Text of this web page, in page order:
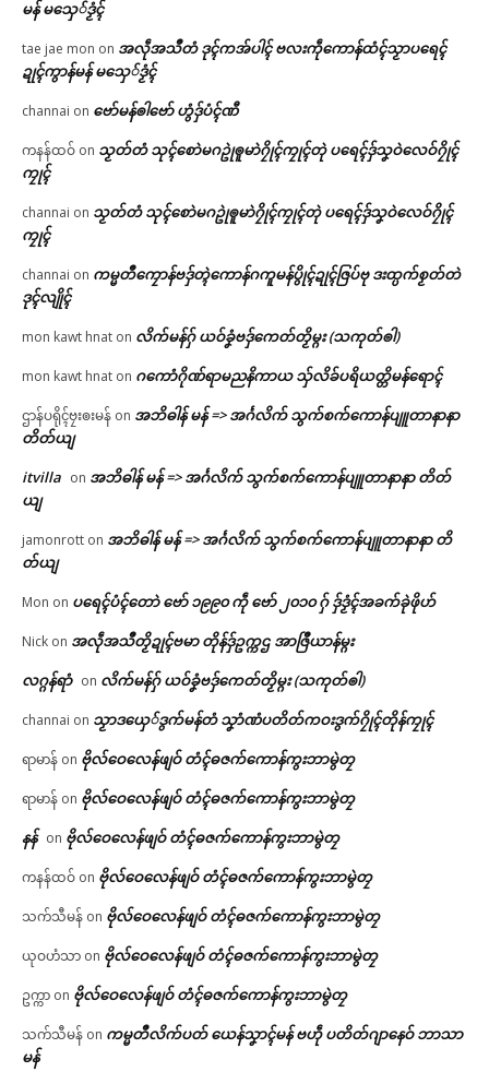
မန် မသှေ်ဒၟံၚ်
tae jae mon on အလဵုအသဳတံ ဒုၚ်ကအ်ပါၚ် ဗလးကဵုကောန်ထံၚ်သၟာပရေၚ်
ဍုၚ်ကွာန်မန် မသှေ်ဒၟံၚ်
channai on ဗော်မန်ၜါဗော် ဟွံဒှ်ပံၚ်ဏီ
ကနန်ထဝ် on သၟတ်တံ သုၚ်စောဲမဂဥုဲၜူမာဲဂၠိုၚ်ကၠုၚ်တုဲ ပရေၚ်ဒှ်သၞဝဲလေဝ်ဂၠိုၚ်
ကၠုၚ်
channai on သၟတ်တံ သုၚ်စောဲမဂဥုဲၜူမာဲဂၠိုၚ်ကၠုၚ်တုဲ ပရေၚ်ဒှ်သၞဝဲလေဝ်ဂၠိုၚ်
ကၠုၚ်
channai on ကမ္မတဳကၠောန်ဗဒှ်တ္ၚဲကောန်ဂကူမန်ပွိုၚ်ဍုၚ်ဇြပ်ဗု ဒးထ္ပက်စၟတ်တဲ
ဒုၚ်လျိုၚ်
mon kawt hnat on လိက်မန်ဂှ် ယဝ်ခၞံဗဒှ်ကေတ်တၟိမ္ဂး (သကုတ်ၜါ)
mon kawt hnat on ဂကောံဂိုဏ်ရာမညနိကာယ သှ်လိခ်ပရိယတ္တိမန်ရောၚ်
ဌာန်ပရိုၚ်ဗၠးၜးမန် on အဘိဓါန် မန် => အၚ်္ဂလိက် သွက်စက်ကောန်ပျူတာနာနာ
တိတ်ယျ
itvilla on အဘိဓါန် မန် => အၚ်္ဂလိက် သွက်စက်ကောန်ပျူတာနာနာ တိတ်
ယျ
jamonrott on အဘိဓါန် မန် => အၚ်္ဂလိက် သွက်စက်ကောန်ပျူတာနာနာ တိ
တ်ယျ
Mon on ပရေၚ်ပံၚ်တောဲ ဗော် ၁၉၉၀ ကဵု ဗော် ၂၀၁၀ ဂှ် ဒှ်ဒၟံၚ်အခက်ခုဲဖိုဟ်
Nick on အလဵုအသဳတၟိဍုၚ်ဗမာ တိုန်ဒှ်ဥက္ကဌ အာဇြဳယာန်မ္ဂး
လဂ္ဂန်ရာံ on လိက်မန်ဂှ် ယဝ်ခၞံဗဒှ်ကေတ်တၟိမ္ဂး (သကုတ်ၜါ)
channai on သၟာဒယှေ်ဒွက်မန်တံ သၞာံဏံပတိတ်ကဝးဒွက်ဂၠိုၚ်တိုန်ကၠုၚ်
ရာမာန် on ဗိုလ်ဝေလေန်ဖျဝ် တံၚ်ဓဇက်ကောန်ကွးဘာမွဲတၠ
ရာမာန် on ဗိုလ်ဝေလေန်ဖျဝ် တံၚ်ဓဇက်ကောန်ကွးဘာမွဲတၠ
နန် on ဗိုလ်ဝေလေန်ဖျဝ် တံၚ်ဓဇက်ကောန်ကွးဘာမွဲတၠ
ကနန်ထဝ် on ဗိုလ်ဝေလေန်ဖျဝ် တံၚ်ဓဇက်ကောန်ကွးဘာမွဲတၠ
သက်သီမန် on ဗိုလ်ဝေလေန်ဖျဝ် တံၚ်ဓဇက်ကောန်ကွးဘာမွဲတၠ
ယုဝဟံသာ on ဗိုလ်ဝေလေန်ဖျဝ် တံၚ်ဓဇက်ကောန်ကွးဘာမွဲတၠ
ဥက္ကာ on ဗိုလ်ဝေလေန်ဖျဝ် တံၚ်ဓဇက်ကောန်ကွးဘာမွဲတၠ
သက်သီမန် on ကမ္မတဳလိက်ပတ် ယေန်သၞာၚ်မန် ဗဟဵု ပတိတ်ဂျာနေဝ် ဘာသာ
မန်